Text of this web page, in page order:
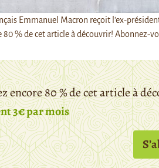
Emmanuel Macron reçoit l'ex-
80 % de cet article à découvrir! Abonnez-
encore 80 % de cet article à
3€ par mois